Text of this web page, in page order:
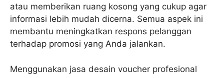
atau memberikan ruang kosong yang cukup agar
informasi lebih mudah dicerna. Semua aspek ini
membantu meningkatkan respons pelanggan
terhadap promosi yang Anda jalankan.
Menggunakan jasa desain voucher profesional